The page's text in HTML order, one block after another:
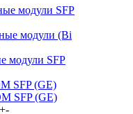
модули SFP
модули (Bi
модули SFP
SFP (GE)
SFP (GE)
+-